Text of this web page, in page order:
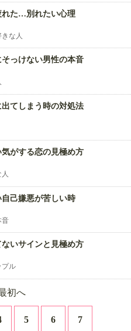
れた…別れたい心理
な人
っけない男性の本音
出てしまう時の対処法
がする恋の見極め方
己嫌悪が苦しい時
音
いサインと見極め方
プル
初へ
5 6 7